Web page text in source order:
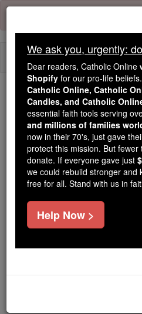
Skip
content
Trending:
Daily Reading for
Today's Reading The
2 Reis -
2 Reis ⌄ Chapter 1 ⌄
Após a morte de Acabe
Acazias caiu da sacada
We ask you, urgently:
Dear readers, Catholic Online
Shopify for our pro-life
Catholic Online, Catholic
Candles, and Catholic
essential faith tools serving
and millions of families
now in their 70's, just gave
protect this mission. But
donate. If everyone gave just
we could rebuild stronger and
free for all. Stand with us in
Help Now >